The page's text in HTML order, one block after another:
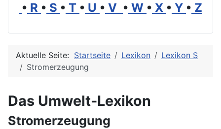
• R • S • T • U • V • W • X • Y • Z
Aktuelle Seite: Startseite Lexikon
Lexikon S
Stromerzeugung
Das Umwelt-Lexikon
Stromerzeugung